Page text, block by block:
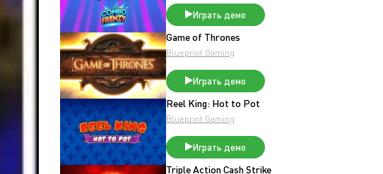
Играть демо
Game of Thrones
Blueprint Gaming
Играть демо
Reel King: Hot to Pot
Blueprint Gaming
Играть демо
Triple Action Cash Strike